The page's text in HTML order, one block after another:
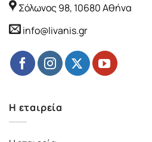
Σόλωνος 98, 10680 Αθήνα
info@livanis.gr
Η εταιρεία